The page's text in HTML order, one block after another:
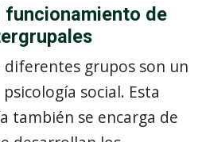
funcionamiento de
diferentes grupos son un
social. Esta
también se encarga de